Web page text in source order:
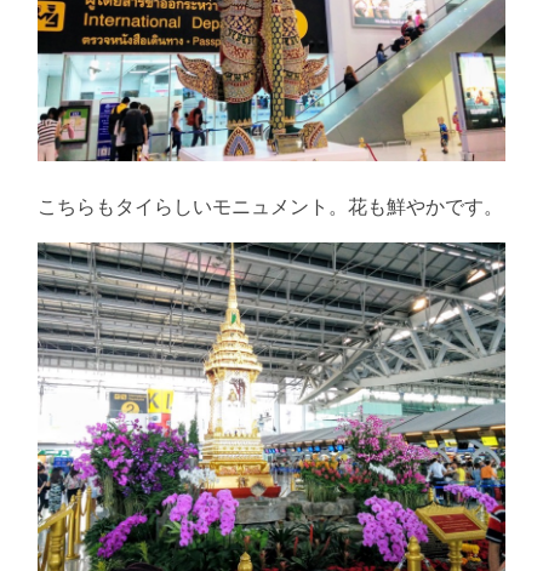
こちらもタイらしいモニュメント。花も鮮やかです。